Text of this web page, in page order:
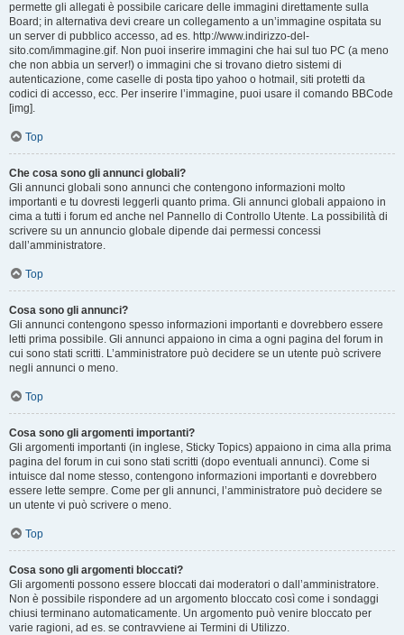
permette gli allegati è possibile caricare delle immagini direttamente sulla
Board; in alternativa devi creare un collegamento a un’immagine ospitata su
un server di pubblico accesso, ad es. http://www.indirizzo-del-
sito.com/immagine.gif. Non puoi inserire immagini che hai sul tuo PC (a meno
che non abbia un server!) o immagini che si trovano dietro sistemi di
autenticazione, come caselle di posta tipo yahoo o hotmail, siti protetti da
codici di accesso, ecc. Per inserire l’immagine, puoi usare il comando BBCode
[img].
Top
Che cosa sono gli annunci globali?
Gli annunci globali sono annunci che contengono informazioni molto
importanti e tu dovresti leggerli quanto prima. Gli annunci globali appaiono in
cima a tutti i forum ed anche nel Pannello di Controllo Utente. La possibilità di
scrivere su un annuncio globale dipende dai permessi concessi
dall’amministratore.
Top
Cosa sono gli annunci?
Gli annunci contengono spesso informazioni importanti e dovrebbero essere
letti prima possibile. Gli annunci appaiono in cima a ogni pagina del forum in
cui sono stati scritti. L’amministratore può decidere se un utente può scrivere
negli annunci o meno.
Top
Cosa sono gli argomenti importanti?
Gli argomenti importanti (in inglese, Sticky Topics) appaiono in cima alla prima
pagina del forum in cui sono stati scritti (dopo eventuali annunci). Come si
intuisce dal nome stesso, contengono informazioni importanti e dovrebbero
essere lette sempre. Come per gli annunci, l’amministratore può decidere se
un utente vi può scrivere o meno.
Top
Cosa sono gli argomenti bloccati?
Gli argomenti possono essere bloccati dai moderatori o dall’amministratore.
Non è possibile rispondere ad un argomento bloccato così come i sondaggi
chiusi terminano automaticamente. Un argomento può venire bloccato per
varie ragioni, ad es. se contravviene ai Termini di Utilizzo.